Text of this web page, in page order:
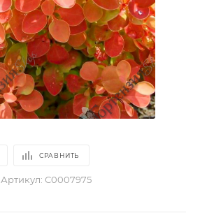
СРАВНИТЬ
Артикул: С0007975